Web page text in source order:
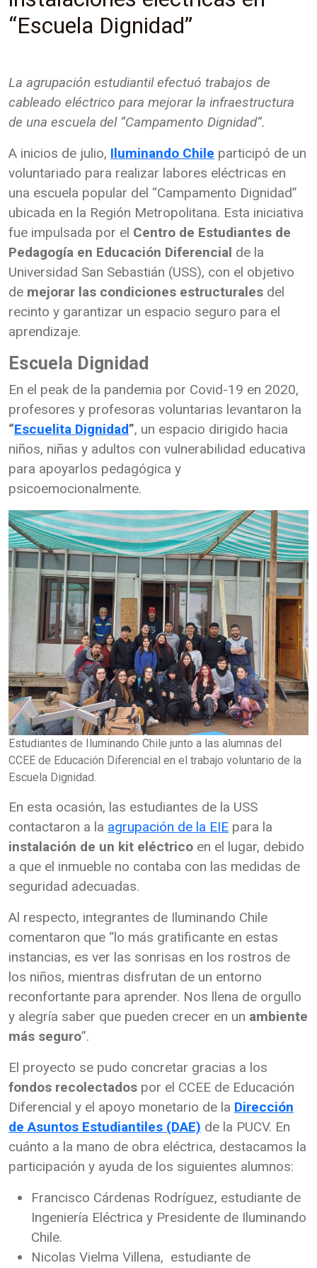
“Escuela Dignidad”
La agrupación estudiantil efectuó trabajos de
cableado eléctrico para mejorar la infraestructura
de una escuela del “Campamento Dignidad”.
A inicios de julio, Iluminando Chile participó de un
voluntariado para realizar labores eléctricas en
una escuela popular del “Campamento Dignidad”
ubicada en la Región Metropolitana. Esta iniciativa
fue impulsada por el Centro de Estudiantes de
Pedagogía en Educación Diferencial de la
Universidad San Sebastián (USS), con el objetivo
de mejorar las condiciones estructurales del
recinto y garantizar un espacio seguro para el
aprendizaje.
Escuela Dignidad
En el peak de la pandemia por Covid-19 en 2020,
profesores y profesoras voluntarias levantaron la
“Escuelita Dignidad”, un espacio dirigido hacia
niños, niñas y adultos con vulnerabilidad educativa
para apoyarlos pedagógica y
psicoemocionalmente.
Estudiantes de Iluminando Chile junto a las alumnas del
CCEE de Educación Diferencial en el trabajo voluntario de la
Escuela Dignidad.
En esta ocasión, las estudiantes de la USS
contactaron a la agrupación de la EIE para la
instalación de un kit eléctrico en el lugar, debido
a que el inmueble no contaba con las medidas de
seguridad adecuadas.
Al respecto, integrantes de Iluminando Chile
comentaron que “lo más gratificante en estas
instancias, es ver las sonrisas en los rostros de
los niños, mientras disfrutan de un entorno
reconfortante para aprender. Nos llena de orgullo
y alegría saber que pueden crecer en un ambiente
más seguro”.
El proyecto se pudo concretar gracias a los
fondos recolectados por el CCEE de Educación
Diferencial y el apoyo monetario de la Dirección
de Asuntos Estudiantiles (DAE) de la PUCV. En
cuánto a la mano de obra eléctrica, destacamos la
participación y ayuda de los siguientes alumnos:
Francisco Cárdenas Rodríguez, estudiante de
Ingeniería Eléctrica y Presidente de Iluminando
Chile.
Nicolas Vielma Villena, estudiante de